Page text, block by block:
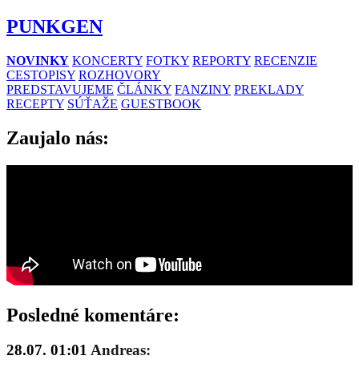
PUNKGEN
NOVINKY KONCERTY FOTKY REPORTY RECENZIE
CESTOPISY ROZHOVORY
PREDSTAVUJEME ČLÁNKY FANZINY PREKLADY
RECEPTY SÚŤAŽE GUESTBOOK
Zaujalo nás:
Posledné komentáre:
28.07. 01:01 Andreas: